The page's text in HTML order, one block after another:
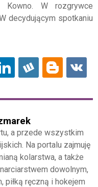
W rozgrywce
decydującym spotkaniu
a przede wszystkim
Na portalu zajmuję
kolarstwa, a także
dowolnym,
piłką ręczną i hokejem